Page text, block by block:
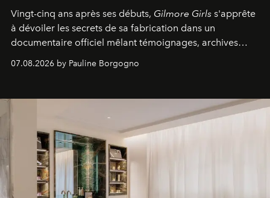
Vingt-cinq ans après ses débuts, Gilmore Girls s'apprête
à dévoiler les secrets de sa fabrication dans un
documentaire officiel mêlant témoignages, archives
générationnel.
07.08.2026 by Pauline Borgogno